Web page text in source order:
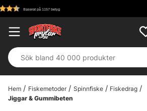
Hem Fiskemetoder Spinnfiske
Fiskedrag
Jiggar & Gummibeten